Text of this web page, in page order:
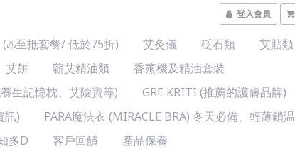
登入會員
(♨️至抵套餐/ 低於75折) 艾灸儀 砭石類
艾貼類
艾餅 蘄艾精油類
香薰機及精油套裝
生記憶枕、艾陰寶等)
GRE KRITI (推薦的護膚品牌)
訊)
PARA魔法衣 (MIRACLE BRA) 冬天必備、輕薄鎖温
多D 客戶回饋
產品保養